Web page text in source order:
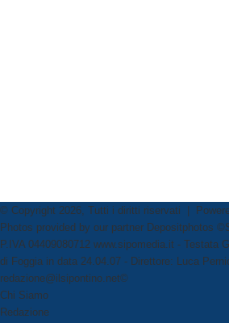
© Copyright 2026, Tutti i diritti riservati |
Photos provided by our partner Depositphotos
P.IVA 04409080712 www.sipomedia.it - Testata
di Foggia in data 24.04.07 - Direttore: Luca
redazione@ilsipontino.net©
Chi Siamo
Redazione